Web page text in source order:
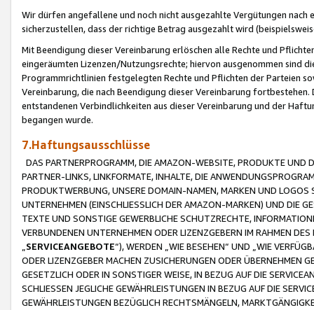
Wir dürfen angefallene und noch nicht ausgezahlte Vergütungen
sicherzustellen, dass der richtige Betrag ausgezahlt wird
Mit Beendigung dieser Vereinbarung erlöschen alle Rechte und
eingeräumten Lizenzen/Nutzungsrechte; hiervon ausgenommen sind
Programmrichtlinien festgelegten Rechte und Pflichten der Parteien
Vereinbarung, die nach Beendigung dieser Vereinbarung
entstandenen Verbindlichkeiten aus dieser Vereinbarung und der
begangen wurde.
7.Haftungsausschlüsse
DAS PARTNERPROGRAMM, DIE AMAZON-WEBSITE, PRODUKTE UND
PARTNER-LINKS, LINKFORMATE, INHALTE, DIE
PRODUKTWERBUNG, UNSERE DOMAIN-NAMEN, MARKEN UND
UNTERNEHMEN (EINSCHLIESSLICH DER AMAZON-MARKEN) UND DIE
TEXTE UND SONSTIGE GEWERBLICHE SCHUTZRECHTE,
VERBUNDENEN UNTERNEHMEN ODER LIZENZGEBERN IM RAHMEN
SERVICEANGEBOTE“), WERDEN „WIE BESEHEN“ UND „WIE
ODER LIZENZGEBER MACHEN ZUSICHERUNGEN ODER ÜBERNEHMEN
GESETZLICH ODER IN SONSTIGER WEISE, IN BEZUG AUF DIE
SCHLIESSEN JEGLICHE GEWÄHRLEISTUNGEN IN BEZUG AUF DIE
GEWÄHRLEISTUNGEN BEZÜGLICH RECHTSMÄNGELN,